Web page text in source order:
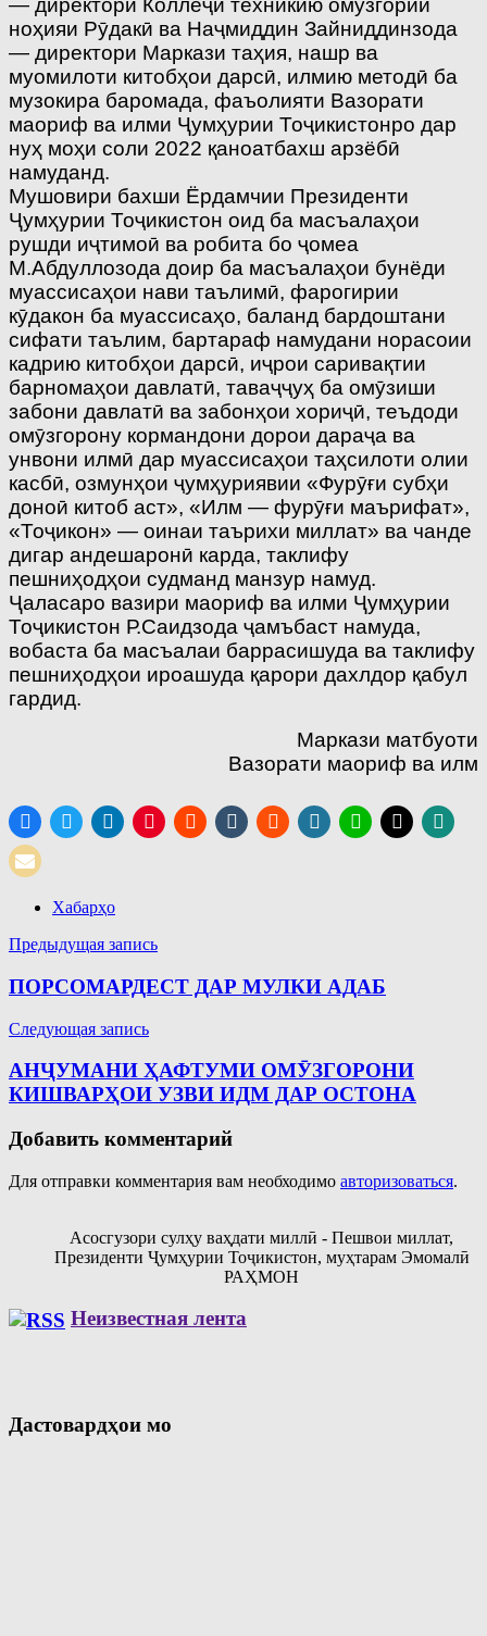
— директори Коллеҷи техникию омӯзгории
ноҳияи Рӯдакӣ ва Наҷмиддин Зайниддинзода
— директори Маркази таҳия, нашр ва
муомилоти китобҳои дарсӣ, илмию методӣ ба
музокира баромада, фаъолияти Вазорати
маориф ва илми Ҷумҳурии Тоҷикистонро дар
нуҳ моҳи соли 2022 қаноатбахш арзёбӣ
намуданд.
Мушовири бахши Ёрдамчии Президенти
Ҷумҳурии Тоҷикистон оид ба масъалаҳои
рушди иҷтимоӣ ва робита бо ҷомеа
М.Абдуллозода доир ба масъалаҳои бунёди
муассисаҳои нави таълимӣ, фарогирии
кӯдакон ба муассисаҳо, баланд бардоштани
сифати таълим, бартараф намудани норасоии
кадрию китобҳои дарсӣ, иҷрои саривақтии
барномаҳои давлатӣ, таваҷҷуҳ ба омӯзиши
забони давлатӣ ва забонҳои хориҷӣ, теъдоди
омӯзгорону кормандони дорои дараҷа ва
унвони илмӣ дар муассисаҳои таҳсилоти олии
касбӣ, озмунҳои ҷумҳуриявии «Фурӯғи субҳи
доноӣ китоб аст», «Илм — фурӯғи маърифат»,
«Тоҷикон» — оинаи таърихи миллат» ва чанде
дигар андешаронӣ карда, таклифу
пешниҳодҳои судманд манзур намуд.
Ҷаласаро вазири маориф ва илми Ҷумҳурии
Тоҷикистон Р.Саидзода ҷамъбаст намуда,
вобаста ба масъалаи баррасишуда ва таклифу
пешниҳодҳои ироашуда қарори дахлдор қабул
гардид.
Маркази матбуоти
Вазорати маориф ва илм
Хабарҳо
Навигация
по
Предыдущая запись
ПОРСОМАРДЕСТ ДАР МУЛКИ АДАБ
Следующая запись
АНҶУМАНИ ҲАФТУМИ ОМӮЗГОРОНИ
КИШВАРҲОИ УЗВИ ИДМ ДАР ОСТОНА
Добавить комментарий
Для отправки комментария вам необходимо авторизоваться.
Асосгузори сулҳу ваҳдати миллӣ - Пешвои миллат,
Президенти Ҷумҳурии Тоҷикистон, муҳтарам Эмомалӣ
РАҲМОН
Неизвестная лента
Дастовардҳои мо